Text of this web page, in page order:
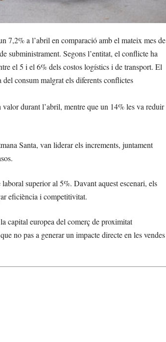
7,2% a l’abril en comparació amb el mateix mes de
subministrament. Segons l’entitat, el conflicte ha
el 5 i el 6% dels costos logístics i de transport. El
consum malgrat els diferents conflictes
durant l’abril, mentre que un 14% les va reduir
Santa, van liderar els increments, juntament
superior al 5%. Davant aquest escenari, els
eficiència i competitivitat.
capital europea del comerç de proximitat
no pas a generar un impacte directe en les vendes